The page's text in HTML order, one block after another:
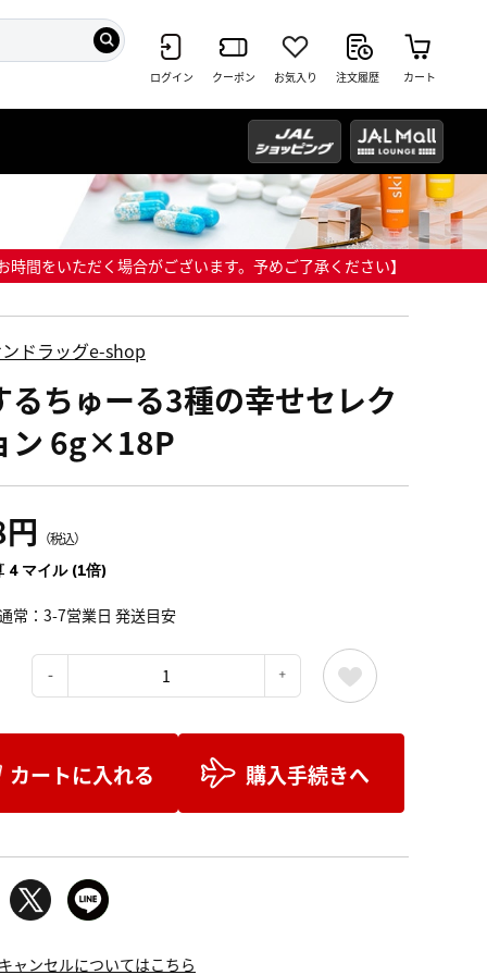
ログイン クーポン お気入り 注文履歴 カート
間をいただく場合がございます。予めご了承ください】
ドラッグe-shop
るちゅーる3種の幸せセレク
ン 6g×18P
（税込）
4 マイル (1倍)
常：3-7営業日 発送目安
カートに入れる 購入手続きへ
ャンセルについてはこちら